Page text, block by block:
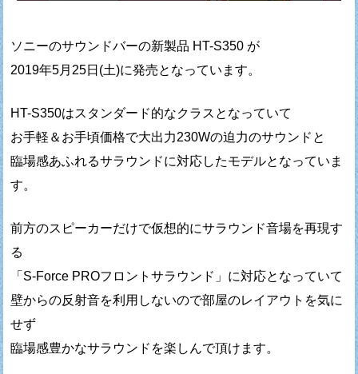
ソニーのサウンドバーの新製品 HT-S350 が
2019年5月25日(土)に発売となっています。
HT-S350はスタンダード的なクラスとなっていて
お手軽＆お手頃価格で大出力230Wの迫力のサウンドと
臨場感あふれるサラウンドに対応したモデルとなっていま
す。
前方のスピーカーだけで仮想的にサラウンド音場を再現す
る
「S-Force PROフロントサラウンド」に対応となっていて
壁からの反射音を利用しないので部屋のレイアウトを気に
せず
臨場感豊かなサラウンドを楽しんで頂けます。